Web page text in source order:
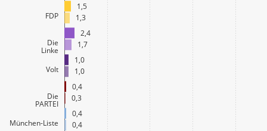
FDP
Die
Linke
Volt
Die
PARTEI
München-Liste
1,3
1,7
1,0
0,3
0,4
1,5
2,4
1,0
0,4
0,4